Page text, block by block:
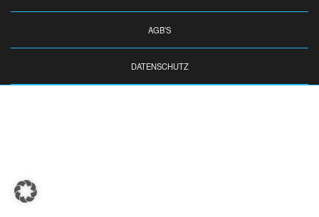
AGB’S
DATENSCHUTZ